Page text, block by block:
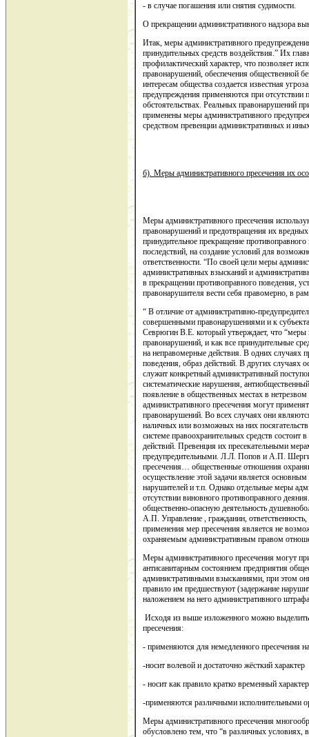
- в случае погашения или снятия судимости.
О прекращении административного надзора
Итак, меры административного
принудительных средств воздействия.” Их
профилактический характер, что позволяет
правонарушений, обеспечения общественной
интересам общества создается известная
предупреждения применяются при
обстоятельствах. Реальных правонарушений
применены меры административного
средством превенции административных и
б). Меры административного пресечения их
Меры административного пресечения
правонарушений и предотвращения их
принудительное прекращение
последствий, на создание условий для
ответственности. “По своей цели меры
административных взысканий и
в прекращении противоправного поведения,
правонарушителя вести себя правомерно, в
“ В отличие от административно-
совершенными правонарушениями и к
Севрюгин В.Е. который утверждает, что “меры
правонарушений, и как все принудительные
на неправомерные действия. В одних случаях
поведения, образ действий. В других случаях
служит конкретный административный
систематические нарушения,
появление в общественных местах в
административного пресечения могут
правонарушений. Во всех случаях они
наличных или возможных на них
системе правоохранительных средств
действий. Превенция их пресекательными
предупредительными. Л.Л. Попов и А.П.
пресечения… общественные отношения
осуществление этой задачи является
нарушителей и т.п. Однако отдельные меры
отсутствии виновного противоправного
общественно-опасную деятельность
А.П. Управление , гражданин,
применения мер пресечения является не
охраняемым административным правом
Меры административного пресечения могут
антисанитарным состоянием предприятия
административными взысканиями, при этом
правило им предшествуют (задержание
наложением на него административного
Исходя из выше изложенного можно
пресечения:
- применяются для немедленного пресечения
-носит волевой и достаточно жёсткий характер
- носит как правило кратко временный характер
-применяются различными исполнительными
Меры административного пресечения
обусловлено тем, что “в различных условиях,